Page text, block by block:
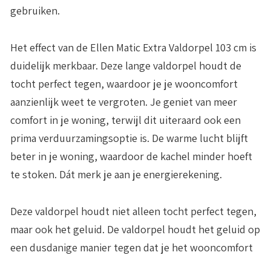
gebruiken.
Het effect van de Ellen Matic Extra Valdorpel 103 cm is
duidelijk merkbaar. Deze lange valdorpel houdt de
tocht perfect tegen, waardoor je je wooncomfort
aanzienlijk weet te vergroten. Je geniet van meer
comfort in je woning, terwijl dit uiteraard ook een
prima verduurzamingsoptie is. De warme lucht blijft
beter in je woning, waardoor de kachel minder hoeft
te stoken. Dát merk je aan je energierekening.
Deze valdorpel houdt niet alleen tocht perfect tegen,
maar ook het geluid. De valdorpel houdt het geluid op
een dusdanige manier tegen dat je het wooncomfort